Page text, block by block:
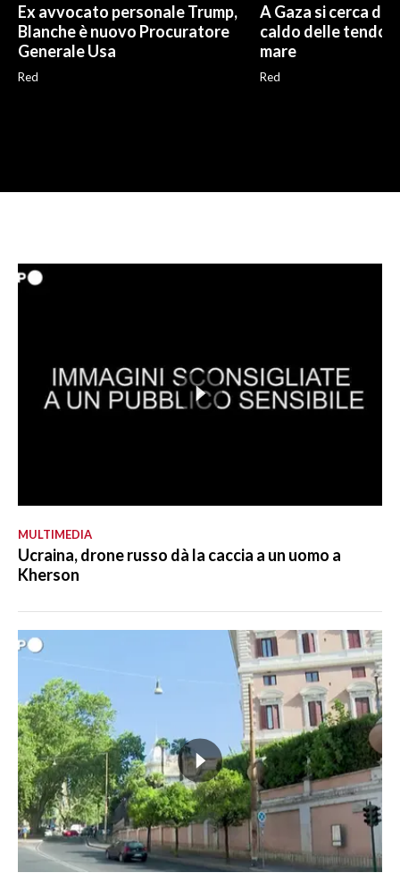
Ex avvocato personale Trump,
Blanche è nuovo Procuratore
Generale Usa
Red
A Gaza si cerca di
caldo delle
mare
Red
MULTIMEDIA
Ucraina, drone russo dà la caccia a un uomo a
Kherson